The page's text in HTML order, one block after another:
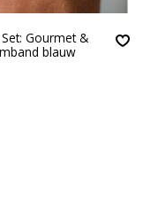
Gourmet &
blauw